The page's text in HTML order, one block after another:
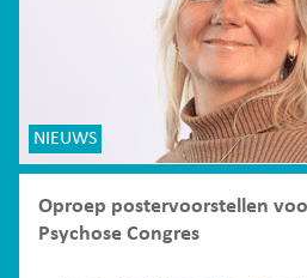
NIEUWS
Oproep postervoorstellen
Psychose Congres